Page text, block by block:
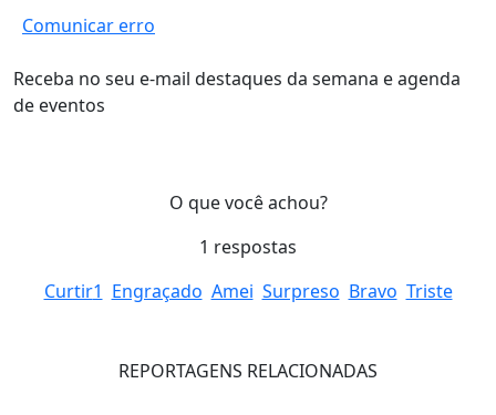
Comunicar erro
Receba no seu e-mail destaques da semana e agenda
de eventos
O que você achou?
1 respostas
Curtir1 Engraçado Amei Surpreso Bravo Triste
REPORTAGENS RELACIONADAS